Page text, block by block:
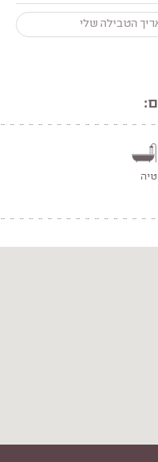
הטבילה שלי